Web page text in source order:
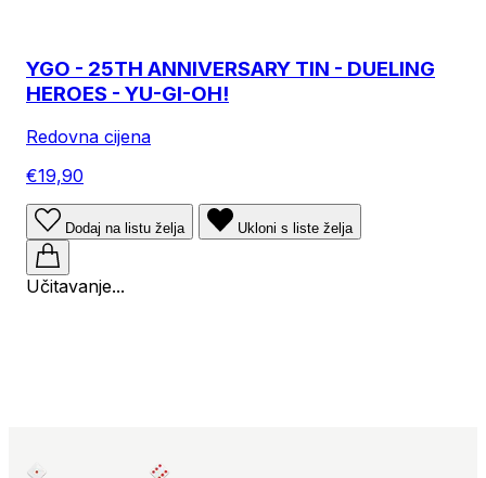
YGO - 25TH ANNIVERSARY TIN - DUELING
HEROES - YU-GI-OH!
Redovna cijena
€19,90
Dodaj na listu želja Ukloni s liste želja
Učitavanje...